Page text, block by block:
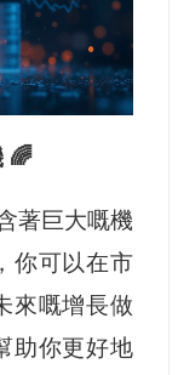
🌈
著巨大嘅機
你可以在市
來嘅增長做
助你更好地